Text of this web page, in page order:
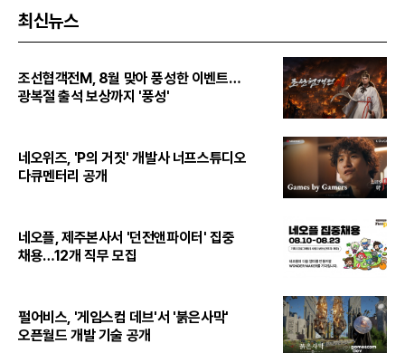
최신뉴스
조선협객전M, 8월 맞아 풍성한 이벤트…
광복절 출석 보상까지 '풍성'
네오위즈, 'P의 거짓' 개발사 너프스튜디오
다큐멘터리 공개
네오플, 제주본사서 '던전앤파이터' 집중
채용…12개 직무 모집
펄어비스, '게임스컴 데브'서 '붉은사막'
오픈월드 개발 기술 공개